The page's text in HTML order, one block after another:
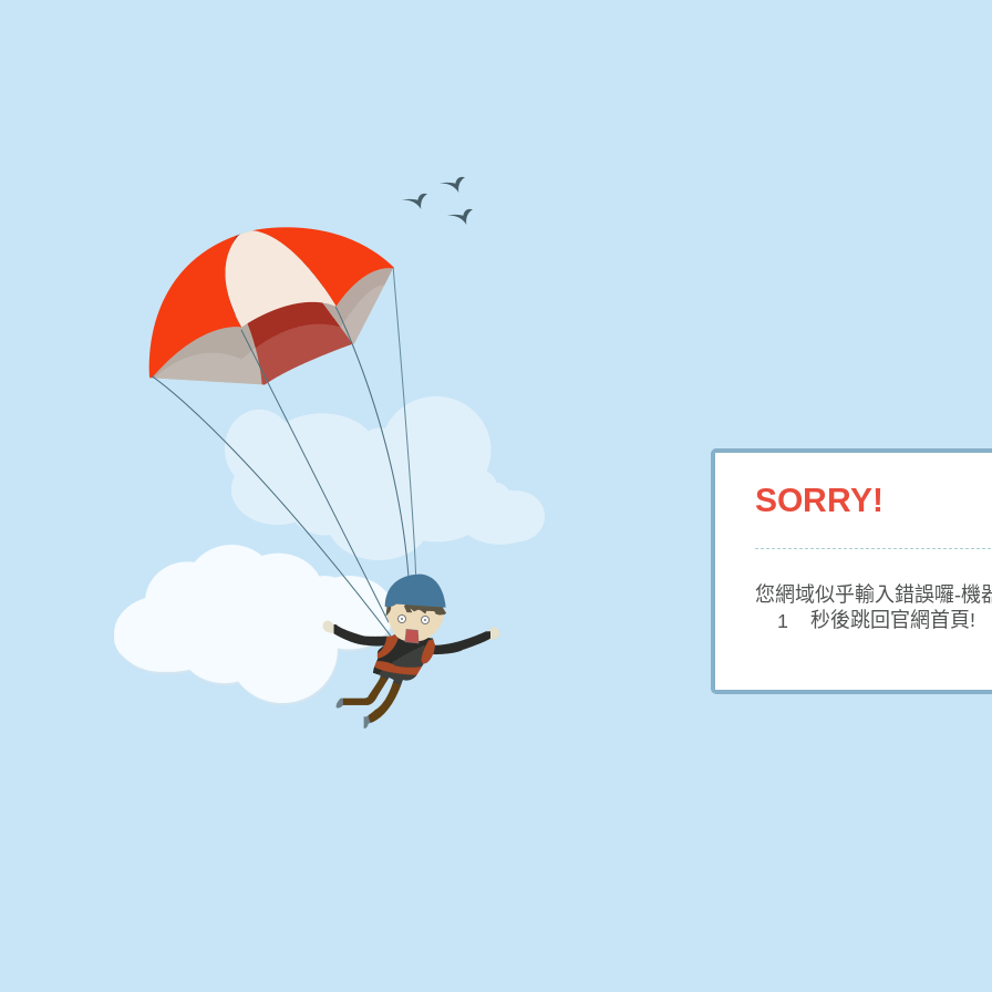
SORRY!
您網域似乎輸入錯誤囉-機
1
秒後跳回官網首頁!